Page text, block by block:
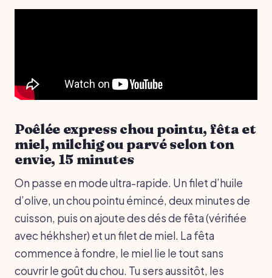
Poêlée express chou pointu, fêta et
miel, milchig ou parvé selon ton
envie, 15 minutes
On passe en mode ultra-rapide. Un filet d’huile
d’olive, un chou pointu émincé, deux minutes de
cuisson, puis on ajoute des dés de fêta (vérifiée
avec hékhsher) et un filet de miel. La fêta
commence à fondre, le miel lie le tout sans
couvrir le goût du chou. Tu sers aussitôt, les